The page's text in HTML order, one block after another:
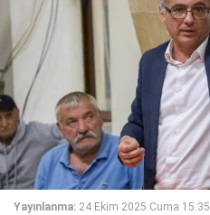
Yayınlanma: 24 Ekim 2025 Cuma 15:35